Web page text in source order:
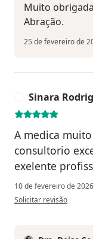
Muito
Abração.
25 de fevereiro de
Sinara
A medica
consultorio
exelente
10 de fevereiro de 2026
na opinião do utilizador
Solicitar revisão